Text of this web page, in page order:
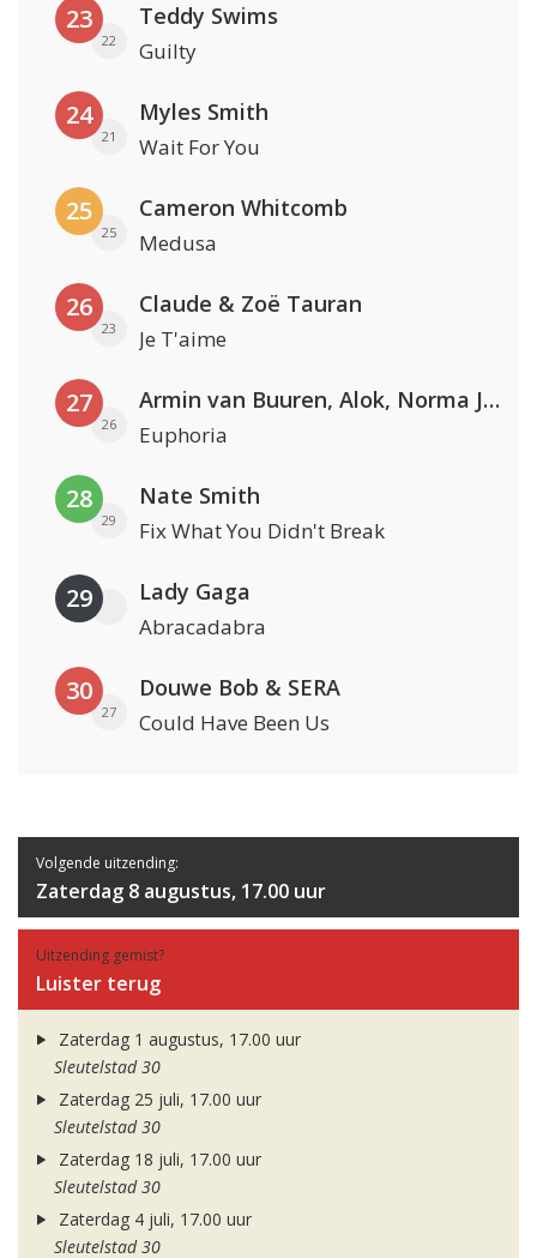
23
22
Teddy Swims
Guilty
24
21
Myles Smith
Wait For You
25
25
Cameron Whitcomb
Medusa
26
23
Claude & Zoë Tauran
Je T'aime
27
26
Armin van Buuren, Alok, Norma Jean Martine & LAWRENT
Euphoria
28
29
Nate Smith
Fix What You Didn't Break
29 Lady Gaga
Abracadabra
30
27
Douwe Bob & SERA
Could Have Been Us
Volgende uitzending:
Zaterdag 8 augustus, 17.00 uur
Uitzending gemist?
Luister terug
Zaterdag 1 augustus, 17.00 uur
Sleutelstad 30
Zaterdag 25 juli, 17.00 uur
Sleutelstad 30
Zaterdag 18 juli, 17.00 uur
Sleutelstad 30
Zaterdag 4 juli, 17.00 uur
Sleutelstad 30